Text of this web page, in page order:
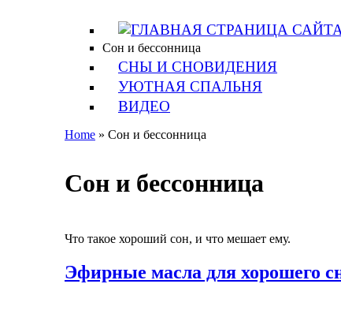
Сон и бессонница
СНЫ И СНОВИДЕНИЯ
УЮТНАЯ СПАЛЬНЯ
ВИДЕО
Home » Сон и бессонница
Сон и бессонница
Что такое хороший сон, и что мешает ему.
Эфирные масла для хорошего